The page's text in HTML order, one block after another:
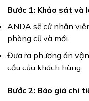
Bước 1: Khảo sát và
ANDA sẽ cử nhân
phòng cũ và mới.
Đưa ra phương án
cầu của khách hàng.
Bước 2: Báo giá chi